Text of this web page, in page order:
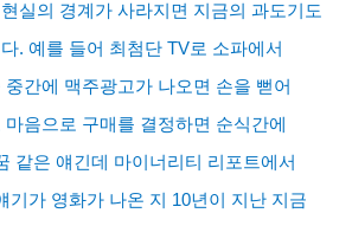
실의 경계가 사라지면 지금의 과도기도
.예를 들어 최첨단 TV로 소파에서
간에 맥주광고가 나오면 손을 뻗어
음으로 구매를 결정하면 순식간에
같은 얘긴데 마이너리티 리포트에서
기가 영화가 나온 지
10년이 지난 지금